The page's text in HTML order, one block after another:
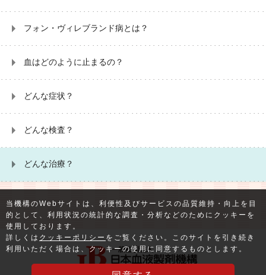
フォン・ヴィレブランド病とは？
血はどのように止まるの？
どんな症状？
どんな検査？
どんな治療？
当機構のWebサイトは、利便性及びサービスの品質維持・向上を目
的として、利用状況の統計的な調査・分析などのためにクッキーを
使用しております。
詳しくは クッキーポリシー をご覧ください。このサイトを引き続き
利用いただく場合は、クッキーの使用に同意するものとします。